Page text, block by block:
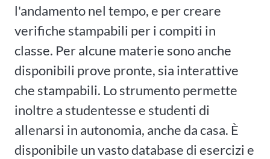
l'andamento nel tempo, e per creare
verifiche stampabili per i compiti in
classe. Per alcune materie sono anche
disponibili prove pronte, sia interattive
che stampabili. Lo strumento permette
inoltre a studentesse e studenti di
allenarsi in autonomia, anche da casa. È
disponibile un vasto database di esercizi e